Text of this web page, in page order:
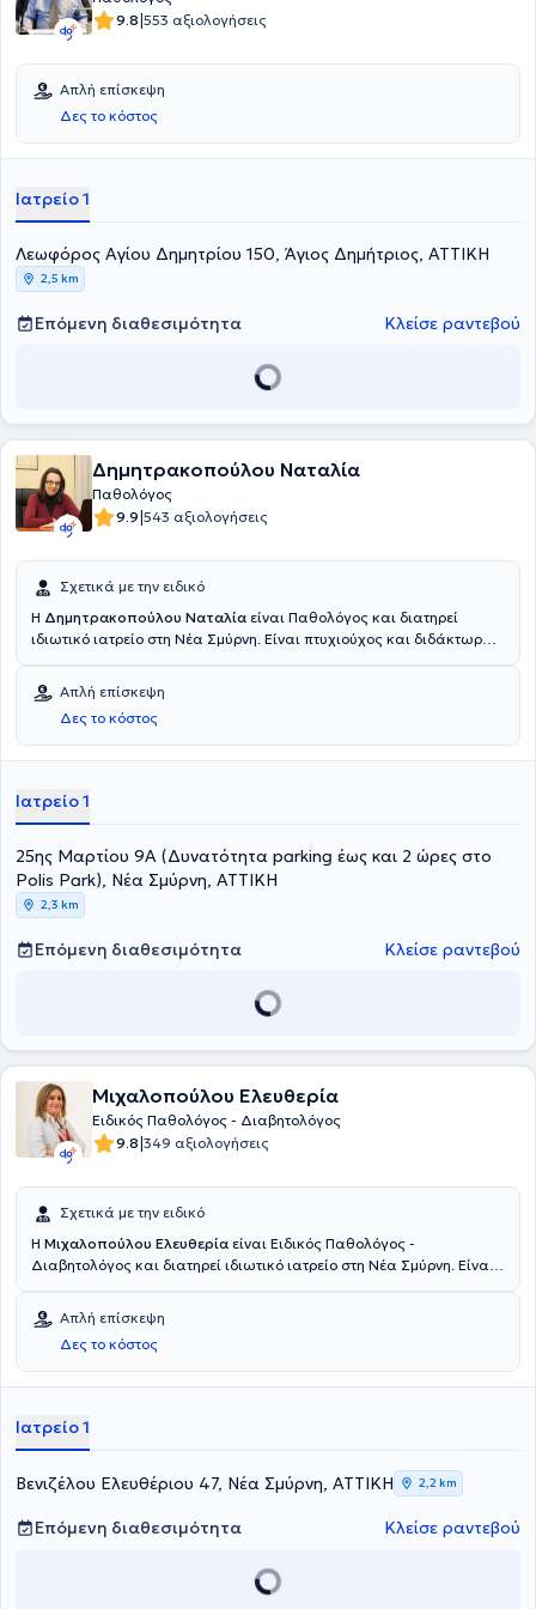
9.8|553 αξιολογήσεις
Απλή επίσκεψη
Δες το κόστος
Ιατρείο 1
Λεωφόρος Αγίου Δημητρίου 150, Άγιος Δημήτριος, ΑΤΤΙΚΗ
2,5 km
Επόμενη διαθεσιμότητα Κλείσε ραντεβού
Δημητρακοπούλου Ναταλία
Παθολόγος
9.9|543 αξιολογήσεις
Σχετικά με την ειδικό
Η Δημητρακοπούλου Ναταλία είναι Παθολόγος και διατηρεί
ιδιωτικό ιατρείο στη Νέα Σμύρνη. Είναι πτυχιούχος και διδάκτωρ
εξειδικευτεί στη Παθολογία, στο Σακχαρώδη Διαβήτη και το
Διαβητικό Πόδι στο Γενικό Νοσοκομείο Αθηνών "Λαϊκό" και έχει
συμμετάσχει και σε πολυκεντρικές μελέτες στο Διαβητολογικό
Εργαστήριο του ίδιου Νοσοκομείου. Είναι μέλος της Ελληνικής
Εταιρείας, της Εταιρείας Μελέτης Παθήσεων Διαβητικού Ποδιού
και της Ελληνικής Εταιρείας Αθηροσκλήρωσης.
Απλή επίσκεψη
Δες το κόστος
Ιατρείο 1
25ης Μαρτίου 9Α (Δυνατότητα parking έως και 2 ώρες στο
Polis Park), Νέα Σμύρνη, ΑΤΤΙΚΗ
2,3 km
Επόμενη διαθεσιμότητα Κλείσε ραντεβού
Μιχαλοπούλου Ελευθερία
Ειδικός Παθολόγος - Διαβητολόγος
9.8|349 αξιολογήσεις
Σχετικά με την ειδικό
Η Μιχαλοπούλου Ελευθερία είναι Ειδικός Παθολόγος -
Διαβητολόγος και διατηρεί ιδιωτικό ιατρείο στη Νέα Σμύρνη. Είναι
Πανεπιστημίου Αθηνών και εξειδικεύεται στη Διαβητολογία, στην
Υπερλιπιδαιμία και στην Αρτηριακή υπέρταση. Στο ιδιωτικό της
ιατρείο προσφέρει πλήθος υπηρεσιών, εξατομικευμένες για τις
ανάγκες εκάστοτε ασθενούς.
Απλή επίσκεψη
Δες το κόστος
Ιατρείο 1
Βενιζέλου Ελευθέριου 47, Νέα Σμύρνη, ΑΤΤΙΚΗ 2,2 km
Επόμενη διαθεσιμότητα Κλείσε ραντεβού